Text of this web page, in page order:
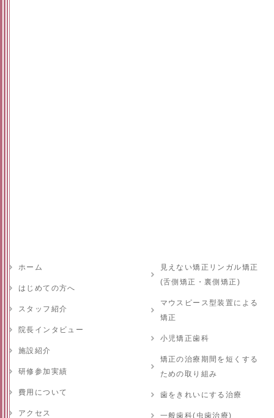
ホーム
はじめての方へ
スタッフ紹介
院長インタビュー
施設紹介
研修参加実績
費用について
アクセス
見えない矯正リンガル矯正
(舌側矯正・裏側矯正)
マウスピース型装置による
矯正
小児矯正歯科
矯正の治療期間を短くする
ための取り組み
歯をきれいにする治療
一般歯科(虫歯治療)